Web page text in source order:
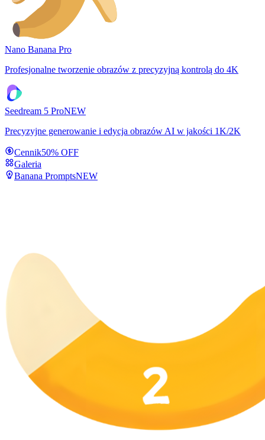
Nano Banana Pro
Profesjonalne tworzenie obrazów z precyzyjną kontrolą do 4K
Seedream 5 ProNEW
Precyzyjne generowanie i edycja obrazów AI w jakości 1K/2K
Cennik50% OFF
Galeria
Banana PromptsNEW